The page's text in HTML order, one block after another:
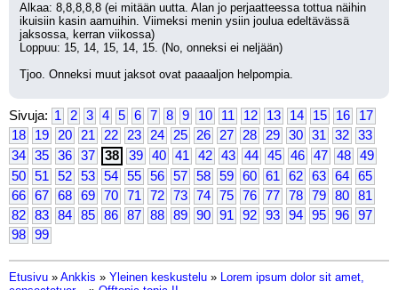
Alkaa: 8,8,8,8,8 (ei mitään uutta. Alan jo perjaatteessa tottua näihin
ikuisiin kasin aamuihin. Viimeksi menin ysiin joulua edeltävässä
jaksossa, kerran viikossa)
Loppuu: 15, 14, 15, 14, 15. (No, onneksi ei neljään)
Tjoo. Onneksi muut jaksot ovat paaaaljon helpompia.
Sivuja: 1 2 3 4 5 6 7 8 9 10 11 12 13 14 15 16
17
18
19 20 21 22 23 24 25 26 27 28 29 30 31 32
33
34
35 36 37 38 39 40 41 42 43 44 45 46 47 48
49
50
51 52 53 54 55 56 57 58 59 60 61 62 63 64
65
66
67 68 69 70 71 72 73 74 75 76 77 78 79 80
81
82
83 84 85 86 87 88 89 90 91 92 93 94 95 96
97
98
99
Etusivu » Ankkis » Yleinen keskustelu » Lorem ipsum dolor sit amet,